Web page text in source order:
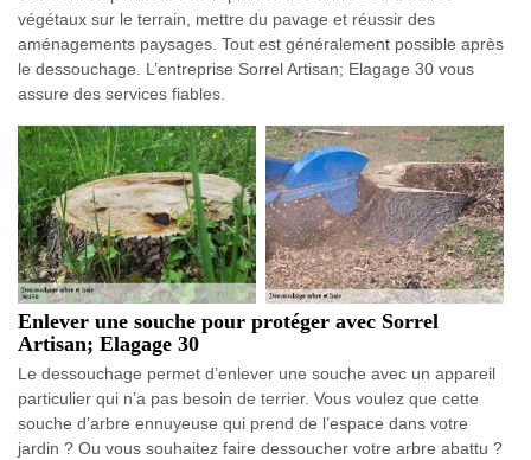
végétaux sur le terrain, mettre du pavage et réussir des
aménagements paysages. Tout est généralement possible après
le dessouchage. L’entreprise Sorrel Artisan; Elagage 30 vous
assure des services fiables.
Enlever une souche pour protéger avec Sorrel
Artisan; Elagage 30
Le dessouchage permet d’enlever une souche avec un appareil
particulier qui n’a pas besoin de terrier. Vous voulez que cette
souche d’arbre ennuyeuse qui prend de l’espace dans votre
jardin ? Ou vous souhaitez faire dessoucher votre arbre abattu ?